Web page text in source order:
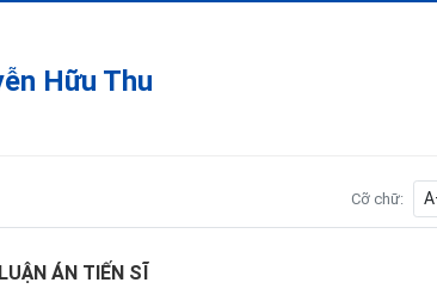
Hữu Thu
Cỡ chữ:
ÁN TIẾN SĨ